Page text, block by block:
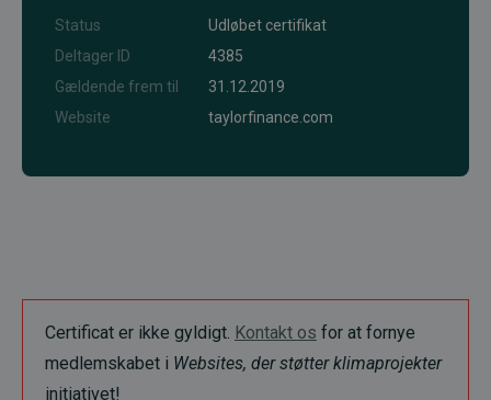
Status
Udløbet certifikat
Deltager ID
4385
Gældende frem til
31.12.2019
Website
taylorfinance.com
Certificat er ikke gyldigt. Kontakt os for at fornye
medlemskabet i Websites, der støtter klimaprojekter
initiativet!